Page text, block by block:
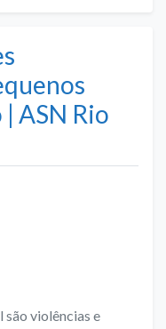
ASN Rio
são violências e